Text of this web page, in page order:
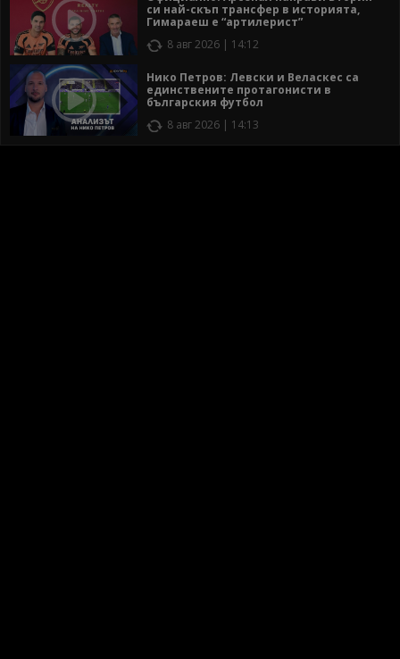
си най-скъп трансфер в историята,
Гимараеш е “артилерист”
8 авг 2026 | 14:12
Нико Петров: Левски и Веласкес са
единствените протагонисти в
българския футбол
8 авг 2026 | 14:13